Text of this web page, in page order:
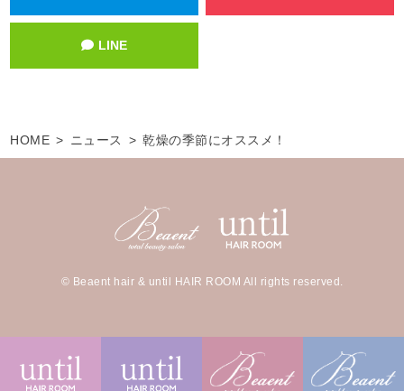
LINE
HOME ニュース 乾燥の季節にオススメ！
© Beaent hair & until HAIR ROOM All rights reserved.